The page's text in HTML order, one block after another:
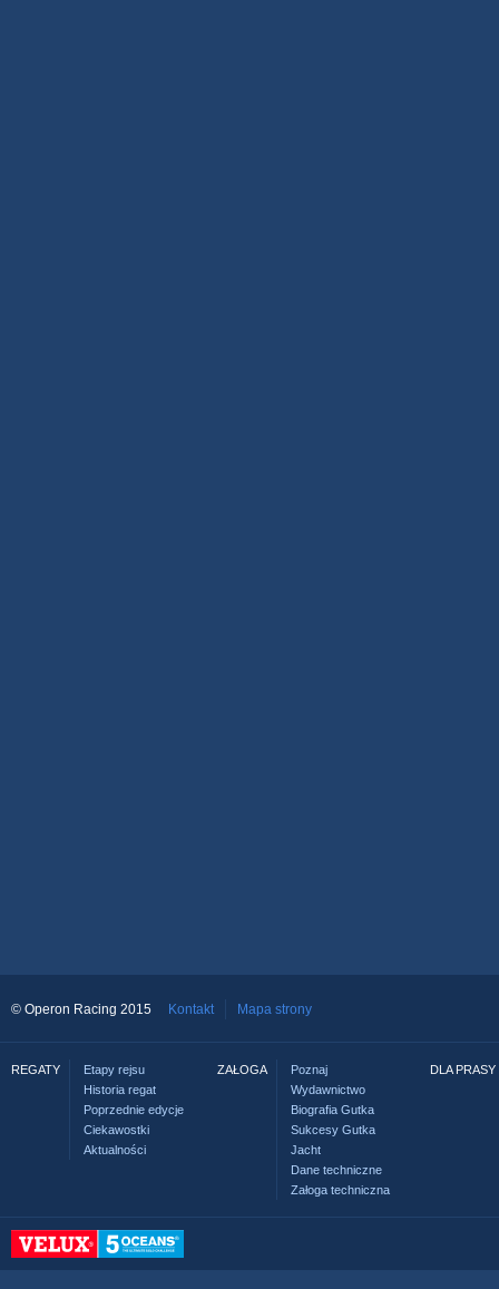
© Operon Racing 2015 Kontakt Mapa strony
REGATY
Etapy rejsu
Historia regat
Poprzednie edycje
Ciekawostki
Aktualności
ZAŁOGA
Poznaj
Wydawnictwo
Biografia Gutka
Sukcesy Gutka
Jacht
Dane techniczne
Załoga techniczna
DLA PRASY